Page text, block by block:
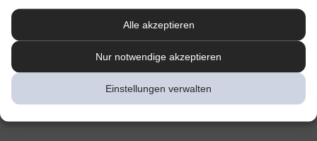
Alle akzeptieren
Nur notwendige akzeptieren
Einstellungen verwalten